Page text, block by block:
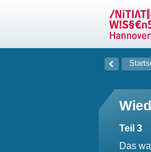
Teil 3
Das